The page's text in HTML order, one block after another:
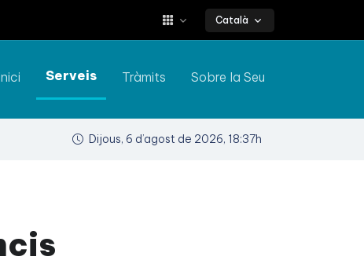
Català
Serveis Tràmits Sobre la Seu
Dijous, 6 d’agost de 2026, 18:37h